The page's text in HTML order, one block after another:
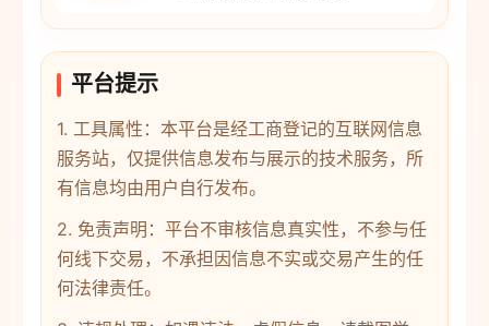
平台提示
1. 工具属性：本平台是经工商登记的互联网信息
服务站，仅提供信息发布与展示的技术服务，所
有信息均由用户自行发布。
2. 免责声明：平台不审核信息真实性，不参与任
何线下交易，不承担因信息不实或交易产生的任
何法律责任。